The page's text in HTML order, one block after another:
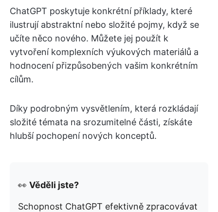
ChatGPT poskytuje konkrétní příklady, které
ilustrují abstraktní nebo složité pojmy, když se
učíte něco nového. Můžete jej použít k
vytvoření komplexních výukových materiálů a
hodnocení přizpůsobených vašim konkrétním
cílům.
Díky podrobným vysvětlením, která rozkládají
složité témata na srozumitelné části, získáte
hlubší pochopení nových konceptů.
👀 Věděli jste?
Schopnost ChatGPT efektivně zpracovávat